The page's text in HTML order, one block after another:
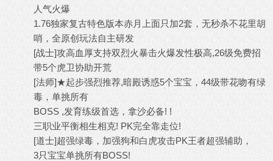
人气火爆
1.76独家复古特色版本赤月上面只加2套，无秒杀不花里胡
哨，全原创玩法自主研发
[战士]攻高血厚支持双烈火暴击火爆发性极高,26级免费招
带5个虎卫协助开荒
[法师]★起步强烈推荐,暗殿诱惑5个宝宝，44级带花吻有绿
毒，单挑所有
BOSS ,发育练级首选，拿沙必备! !
三职业平衡相生相克! PK完全靠走位!
[道士]超强绿毒，加强狗和白虎攻击PK王者超强辅助，
3只宝宝单挑所有BOSS!